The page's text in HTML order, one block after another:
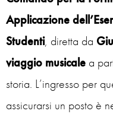
Applicazione
Studenti, diretta da
viaggio musicale a
storia. L’ingresso per
assicurarsi un posto è